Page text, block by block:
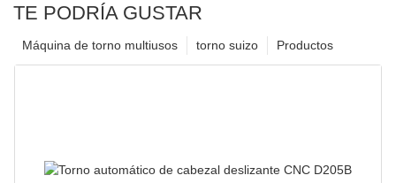
TE PODRÍA GUSTAR
Productos
torno suizo
Máquina de torno multiusos